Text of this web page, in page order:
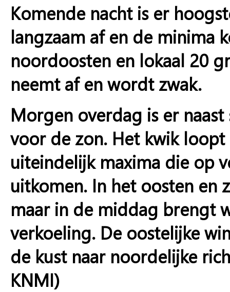
Komende nacht is er
langzaam af en de minima
noordoosten en lokaal 20
neemt af en wordt zwak.
Morgen overdag is er
voor de zon. Het kwik
uiteindelijk maxima die op
uitkomen. In het oosten en
maar in de middag brengt
verkoeling. De oostelijke
de kust naar noordelijke
KNMI)